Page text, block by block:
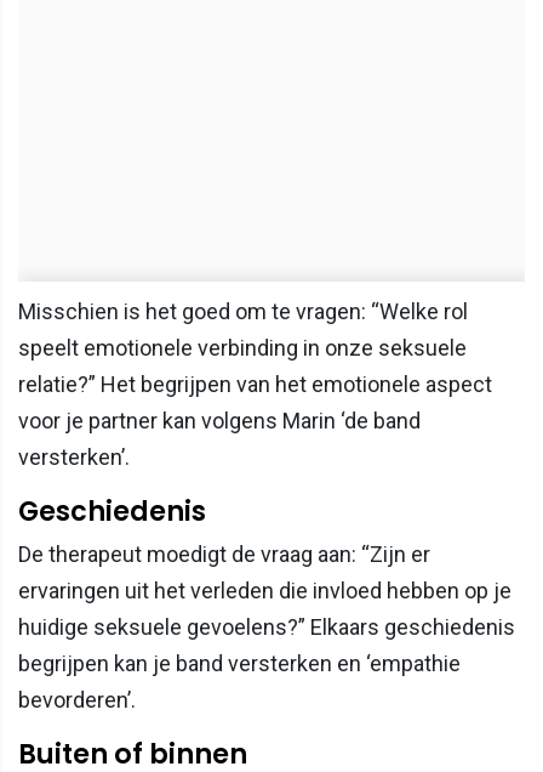
Misschien is het goed om te vragen: “Welke rol
speelt emotionele verbinding in onze seksuele
relatie?” Het begrijpen van het emotionele aspect
voor je partner kan volgens Marin ‘de band
versterken’.
Geschiedenis
De therapeut moedigt de vraag aan: “Zijn er
ervaringen uit het verleden die invloed hebben op je
huidige seksuele gevoelens?” Elkaars geschiedenis
begrijpen kan je band versterken en ‘empathie
bevorderen’.
Buiten of binnen